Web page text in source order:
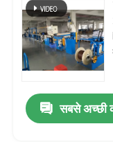
सबसे अच्छी